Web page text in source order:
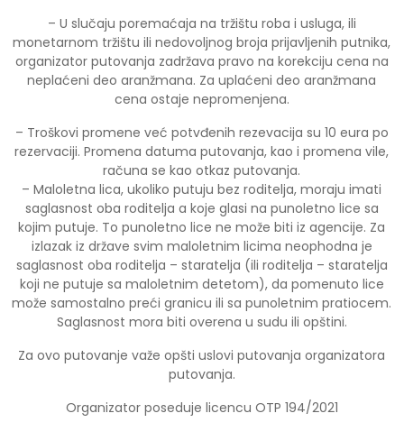
– U slučaju poremaćaja na tržištu roba i usluga, ili
monetarnom tržištu ili nedovoljnog broja prijavljenih putnika,
organizator putovanja zadržava pravo na korekciju cena na
neplaćeni deo aranžmana. Za uplaćeni deo aranžmana
cena ostaje nepromenjena.
– Troškovi promene već potvđenih rezevacija su 10 eura po
rezervaciji. Promena datuma putovanja, kao i promena vile,
računa se kao otkaz putovanja.
– Maloletna lica, ukoliko putuju bez roditelja, moraju imati
saglasnost oba roditelja a koje glasi na punoletno lice sa
kojim putuje. To punoletno lice ne može biti iz agencije. Za
izlazak iz države svim maloletnim licima neophodna je
saglasnost oba roditelja – staratelja (ili roditelja – staratelja
koji ne putuje sa maloletnim detetom), da pomenuto lice
može samostalno preći granicu ili sa punoletnim pratiocem.
Saglasnost mora biti overena u sudu ili opštini.
Za ovo putovanje važe opšti uslovi putovanja organizatora
putovanja.
Organizator poseduje licencu OTP 194/2021